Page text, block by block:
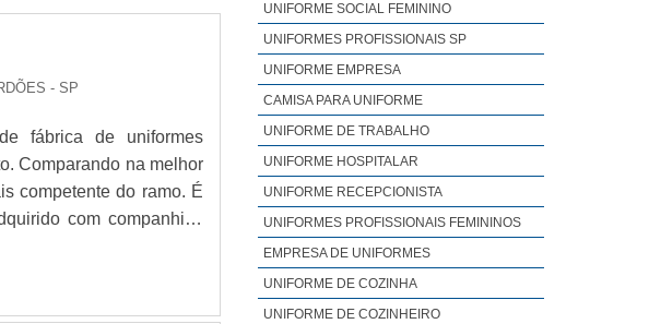
- SP
fábrica de uniformes
Comparando na melhor
competente do ramo. É
com companhias
UNIFORME SOCIAL FEMININO
UNIFORMES PROFISSIONAIS SP
UNIFORME EMPRESA
CAMISA PARA UNIFORME
UNIFORME DE TRABALHO
UNIFORME HOSPITALAR
UNIFORME RECEPCIONISTA
UNIFORMES PROFISSIONAIS FEMININOS
EMPRESA DE UNIFORMES
UNIFORME DE COZINHA
UNIFORME DE COZINHEIRO